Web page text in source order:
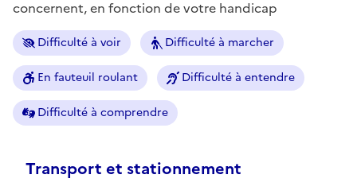
concernent, en fonction de votre handicap
Difficulté à voir Difficulté à marcher
En fauteuil roulant Difficulté à entendre
Difficulté à comprendre
Transport et stationnement